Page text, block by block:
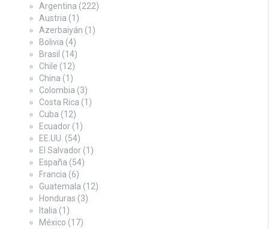
Argentina (222)
Austria (1)
Azerbaiyán (1)
Bolivia (4)
Brasil (14)
Chile (12)
China (1)
Colombia (3)
Costa Rica (1)
Cuba (12)
Ecuador (1)
EE.UU. (54)
El Salvador (1)
España (54)
Francia (6)
Guatemala (12)
Honduras (3)
Italia (1)
México (17)